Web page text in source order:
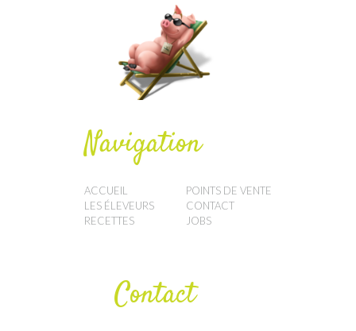
Navigation
ACCUEIL
LES ÉLEVEURS
RECETTES
POINTS DE VENTE
CONTACT
JOBS
Contact